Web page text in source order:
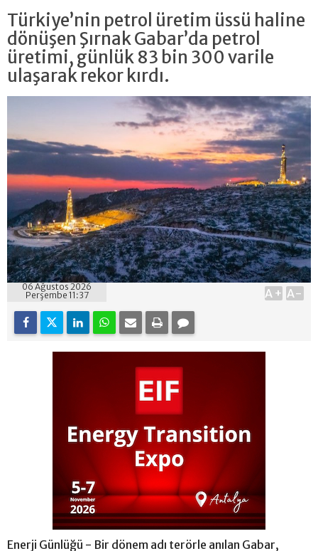
Türkiye’nin petrol üretim üssü haline
dönüşen Şırnak Gabar’da petrol
üretimi, günlük 83 bin 300 varile
ulaşarak rekor kırdı.
06 Ağustos 2026
Perşembe 11:37
A+ A-
Enerji Günlüğü - Bir dönem adı terörle anılan Gabar,